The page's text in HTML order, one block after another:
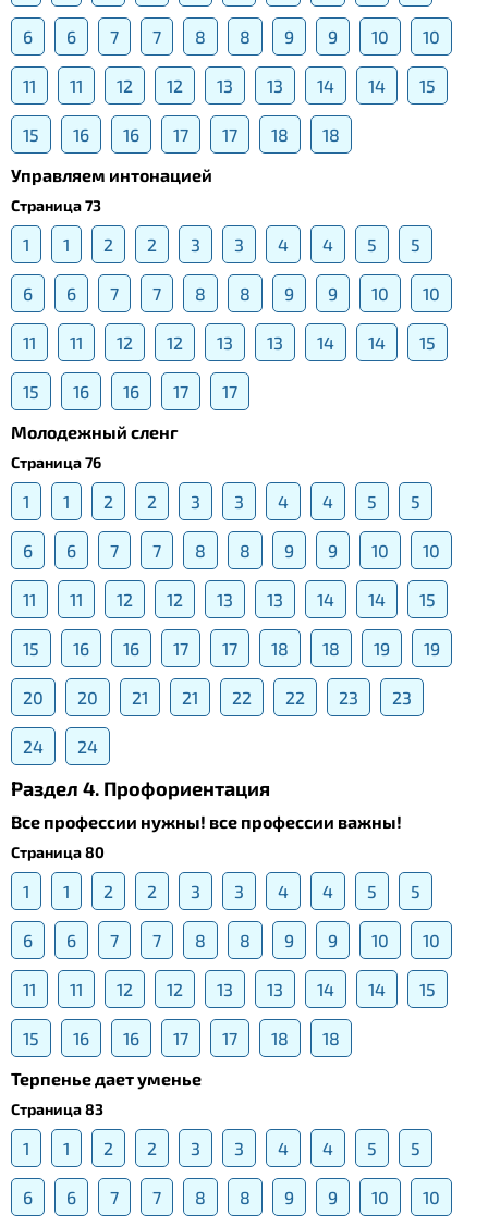
6 6 7 7 8 8 9 9 10 10
11 11 12 12 13 13 14 14 15
15 16 16 17 17 18
18
Управляем интонацией
Страница 73
1 1 2 2 3 3 4 4 5 5
6 6 7 7 8 8 9 9 10 10
11 11 12 12 13 13 14 14 15
15 16 16 17
17
Молодежный сленг
Страница 76
1 1 2 2 3 3 4 4 5 5
6 6 7 7 8 8 9 9 10 10
11 11 12 12 13 13 14 14 15
15 16 16 17 17 18 18 19 19
20 20 21 21 22 22 23 23
24 24
Раздел 4. Профориентация
Все профессии нужны! все профессии важны!
Страница 80
1 1 2 2 3 3 4 4 5 5
6 6 7 7 8 8 9 9 10 10
11 11 12 12 13 13 14 14 15
15 16 16 17 17 18
18
Терпенье дает уменье
Страница 83
1 1 2 2 3 3 4 4 5 5
6 6 7 7 8 8 9 9 10 10